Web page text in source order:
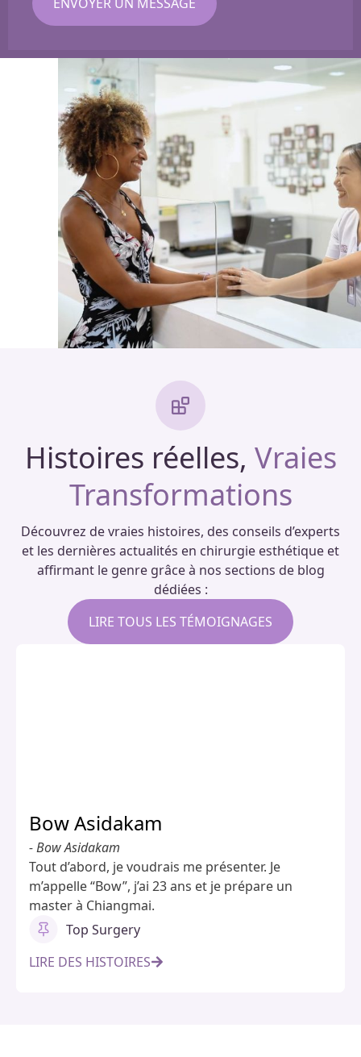
Histoires réelles, Vraies
Transformations
Découvrez de vraies histoires, des conseils d’experts
et les dernières actualités en chirurgie esthétique et
affirmant le genre grâce à nos sections de blog
dédiées :
LIRE TOUS LES TÉMOIGNAGES
Bow Asidakam
- Bow Asidakam
Tout d’abord, je voudrais me présenter. Je
m’appelle “Bow”, j’ai 23 ans et je prépare un
master à Chiangmai.
Top Surgery
LIRE DES HISTOIRES